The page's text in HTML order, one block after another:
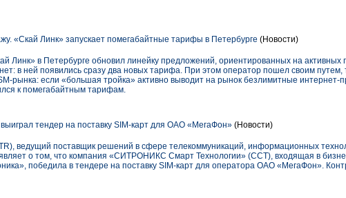
«Скай Линк» запускает помегабайтные тарифы в Петербурге (Новости)
Линк» в Петербурге обновил линейку предложений, ориентированных на активных
в ней появились сразу два новых тарифа. При этом оператор пошел своим путем,
рынка: если «большая тройка» активно выводит на рынок безлимитные интернет-
к помегабайтным тарифам.
тендер на поставку SIM-карт для ОАО «МегаФон» (Новости)
ведущий поставщик решений в сфере телекоммуникаций, информационных
о том, что компания «СИТРОНИКС Смарт Технологии» (ССТ), входящая в
победила в тендере на поставку SIM-карт для оператора ОАО «МегаФон».